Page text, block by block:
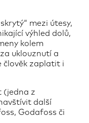
mezi útesy,
výhled dolů,
kolem
uklouznutí a
člověk zaplatit i
(jedna z
další
Godafoss či